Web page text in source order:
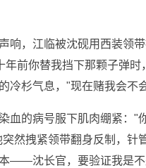
响，江临被沈砚用西装领
前你替我挡下那颗子弹
冷杉气息，"现在赌我会不
血的病号服下肌肉绷紧：
然拽紧领带翻身反制，针
——沈长官，要验证我是